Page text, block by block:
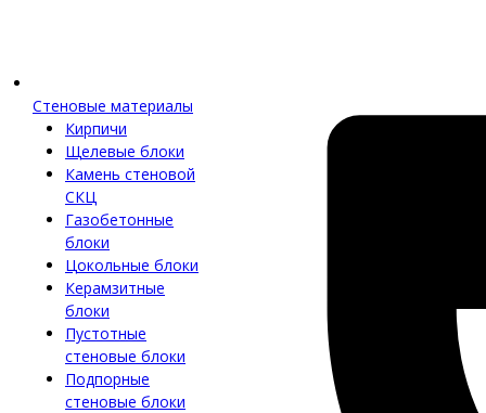
Стеновые материалы
Кирпичи
Щелевые блоки
Камень стеновой
СКЦ
Газобетонные
блоки
Цокольные блоки
Керамзитные
блоки
Пустотные
стеновые блоки
Подпорные
стеновые блоки